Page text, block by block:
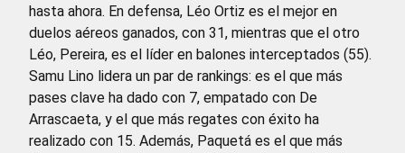
hasta ahora. En defensa, Léo Ortiz es el mejor en
duelos aéreos ganados, con 31, mientras que el otro
Léo, Pereira, es el líder en balones interceptados (55).
Samu Lino lidera un par de rankings: es el que más
pases clave ha dado con 7, empatado con De
Arrascaeta, y el que más regates con éxito ha
realizado con 15. Además, Paquetá es el que más